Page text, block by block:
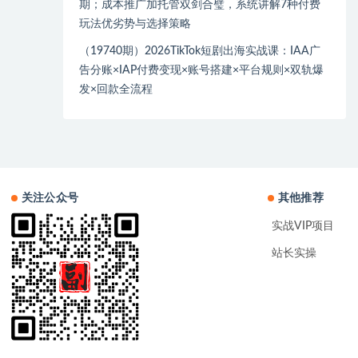
期；成本推广加托管双剑合璧，系统讲解7种付费
玩法优劣势与选择策略
（19740期）2026TikTok短剧出海实战课：IAA广
告分账×IAP付费变现×账号搭建×平台规则×双轨爆
发×回款全流程
关注公众号 其他推荐
实战VIP项目
站长实操